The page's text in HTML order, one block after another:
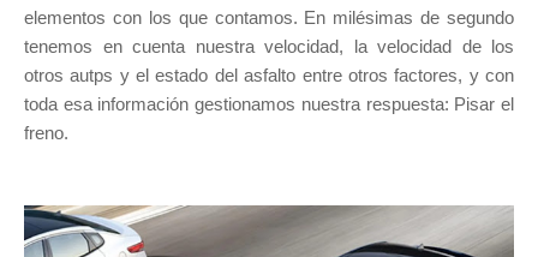
elementos con los que contamos. En milésimas de segundo
tenemos en cuenta nuestra velocidad, la velocidad de los
otros autps y el estado del asfalto entre otros factores, y con
toda esa información gestionamos nuestra respuesta: Pisar el
freno.